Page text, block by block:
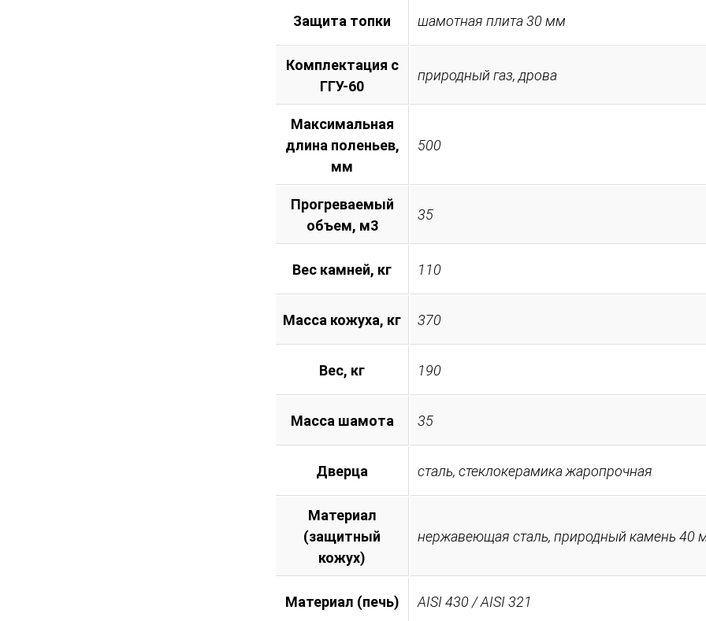
Защита топки шамотная плита 30 мм
Комплектация с
ГГУ-60
природный газ, дрова
Максимальная
длина поленьев,
мм
500
Прогреваемый
объем, м3
35
Вес камней, кг 110
Масса кожуха, кг 370
Вес, кг 190
Масса шамота 35
Дверца сталь, стеклокерамика жаропрочная
Материал
(защитный
кожух)
нержавеющая сталь, природный камень 40
Материал (печь) AISI 430 / AISI 321